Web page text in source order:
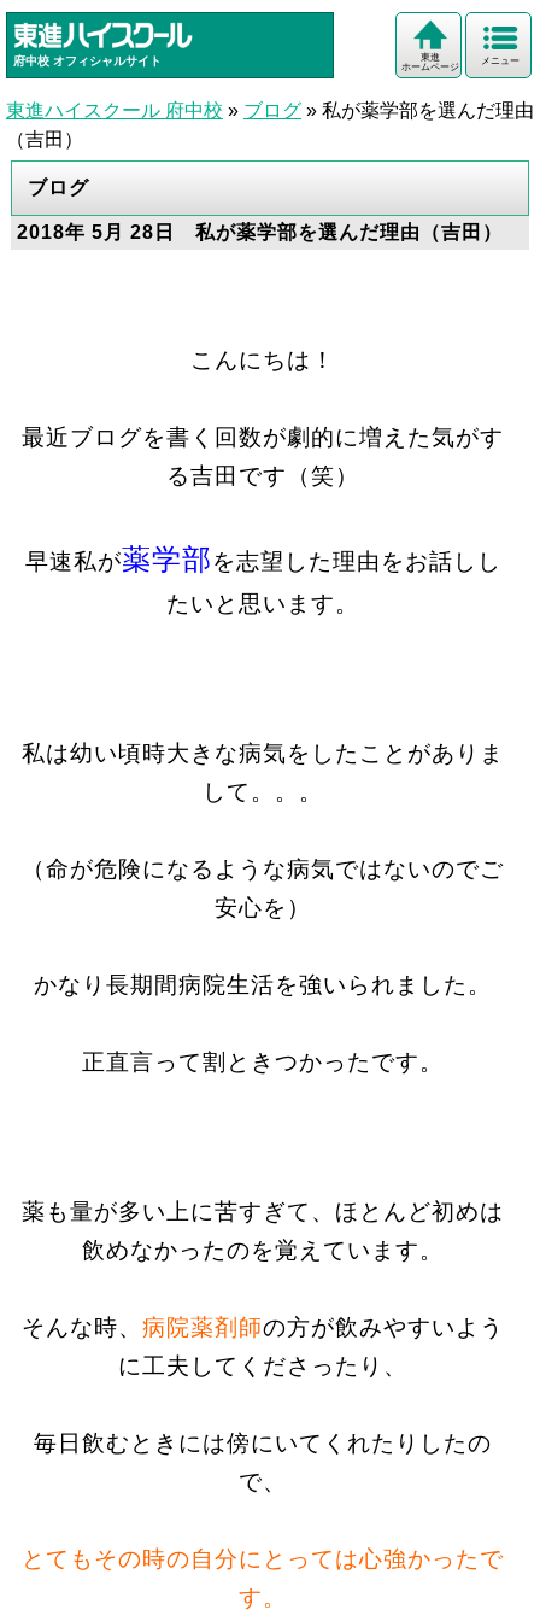
府中校 オフィシャルサイト メニュー
東進
ホームページ
東進ハイスクール 府中校 » ブログ » 私が薬学部を選んだ理由
（吉田）
ブログ
2018年 5月 28日 私が薬学部を選んだ理由（吉田）
こんにちは！
最近ブログを書く回数が劇的に増えた気がす
る吉田です（笑）
早速私が薬学部を志望した理由をお話しし
たいと思います。
私は幼い頃時大きな病気をしたことがありま
して。。。
（命が危険になるような病気ではないのでご
安心を）
かなり長期間病院生活を強いられました。
正直言って割ときつかったです。
薬も量が多い上に苦すぎて、ほとんど初めは
飲めなかったのを覚えています。
そんな時、病院薬剤師の方が飲みやすいよう
に工夫してくださったり、
毎日飲むときには傍にいてくれたりしたの
で、
とてもその時の自分にとっては心強かったで
す。